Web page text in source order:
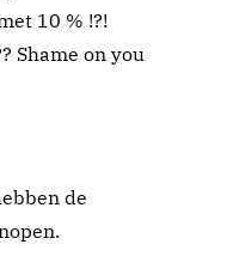
10 % !?!
Shame on you
de